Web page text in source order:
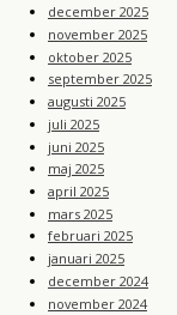
december 2025
november 2025
oktober 2025
september 2025
augusti 2025
juli 2025
juni 2025
maj 2025
april 2025
mars 2025
februari 2025
januari 2025
december 2024
november 2024